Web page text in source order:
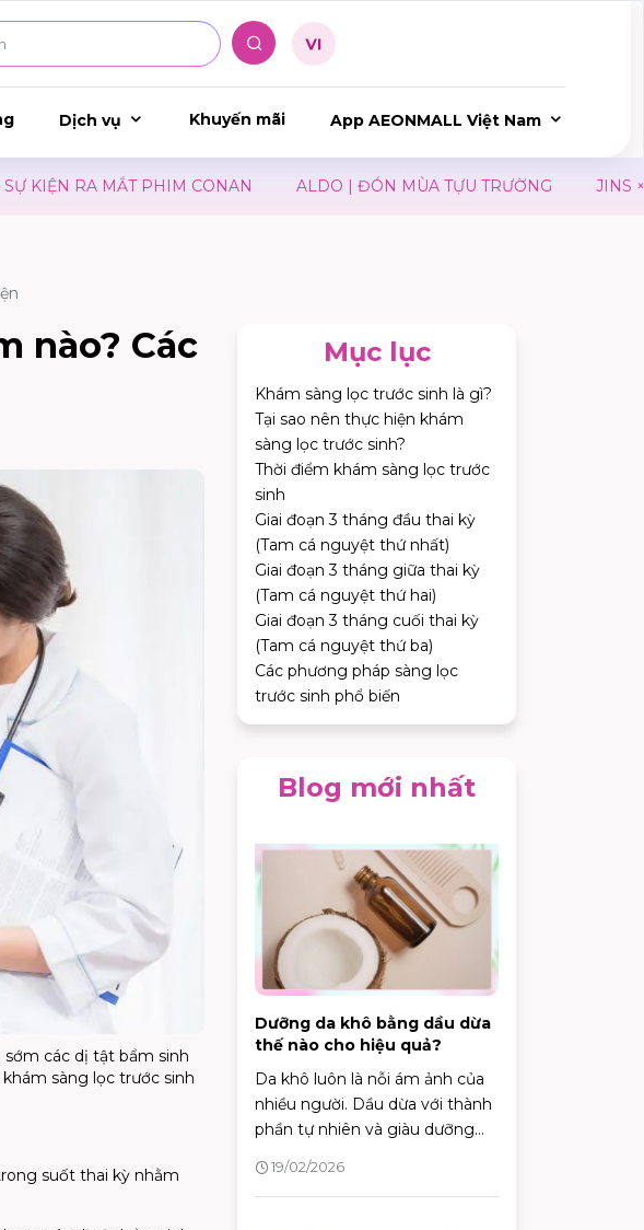
Dịch vụ Khuyến mãi App AEONMALL Việt Nam
MẮT PHIM CONAN ALDO | ĐÓN MÙA TỰU TRƯỜNG JINS × THE
nào? Các
các dị tật bẩm sinh
sàng lọc trước sinh
suốt thai kỳ nhằm
Mục lục
Khám sàng lọc trước sinh là gì?
Tại sao nên thực hiện khám
sàng lọc trước sinh?
Thời điểm khám sàng lọc trước
sinh
Giai đoạn 3 tháng đầu thai kỳ
(Tam cá nguyệt thứ nhất)
Giai đoạn 3 tháng giữa thai kỳ
(Tam cá nguyệt thứ hai)
Giai đoạn 3 tháng cuối thai kỳ
(Tam cá nguyệt thứ ba)
Các phương pháp sàng lọc
trước sinh phổ biến
Blog mới nhất
Dưỡng da khô bằng dầu dừa
thế nào cho hiệu quả?
Da khô luôn là nỗi ám ảnh của
nhiều người. Dầu dừa với thành
phần tự nhiên và giàu dưỡng
chất, được xem là một giải
pháp hiệu quả để khắc phục
19/02/2026